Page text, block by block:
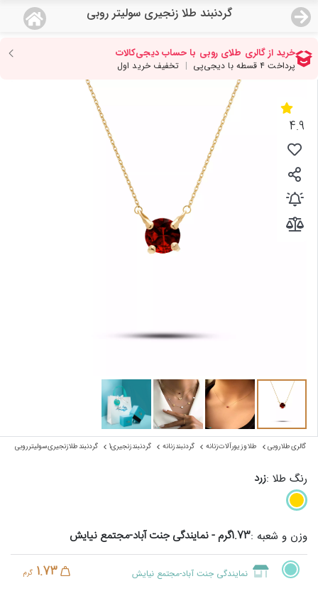
گردنبند طلا زنجیری سولیتر روبی
منو
صفحه اصلی
دسته بندی محصولات
نمایندگی ها
مجله روبی
درباره ما
4.9
گالری طلا روبی طلا و زیورآلات زنانه گردنبند زنانه گردنبند زنجیری1 گردنبند طلا زنجیری سولیتر روبی
رنگ طلا :زرد
وزن و شعبه :1.73گرم - نمایندگی جنت آباد-مجتمع نیایش
نمایندگی جنت آباد-مجتمع نیایش 1.73 گرم